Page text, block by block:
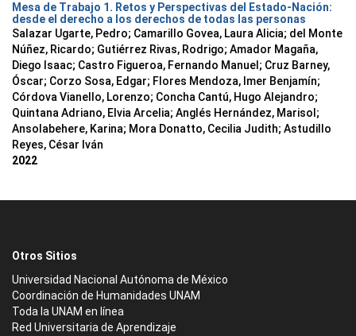
Mesa de Trabajo 1. Retos y Perspectivas del Estado-Nación:
desde el derecho a los derechos de todas las personas
Salazar Ugarte, Pedro; Camarillo Govea, Laura Alicia; del Monte
Núñez, Ricardo; Gutiérrez Rivas, Rodrigo; Amador Magaña,
Diego Isaac; Castro Figueroa, Fernando Manuel ; Cruz Barney,
Óscar; Corzo Sosa, Edgar; Flores Mendoza, Imer Benjamín;
Córdova Vianello, Lorenzo; Concha Cantú, Hugo Alejandro;
Quintana Adriano, Elvia Arcelia; Anglés Hernández, Marisol ;
Ansolabehere, Karina; Mora Donatto, Cecilia Judith; Astudillo
Reyes, César Iván
2022
Otros Sitios
Universidad Nacional Autónoma de México
Coordinación de Humanidades UNAM
Toda la UNAM en línea
Red Universitaria de Aprendizaje